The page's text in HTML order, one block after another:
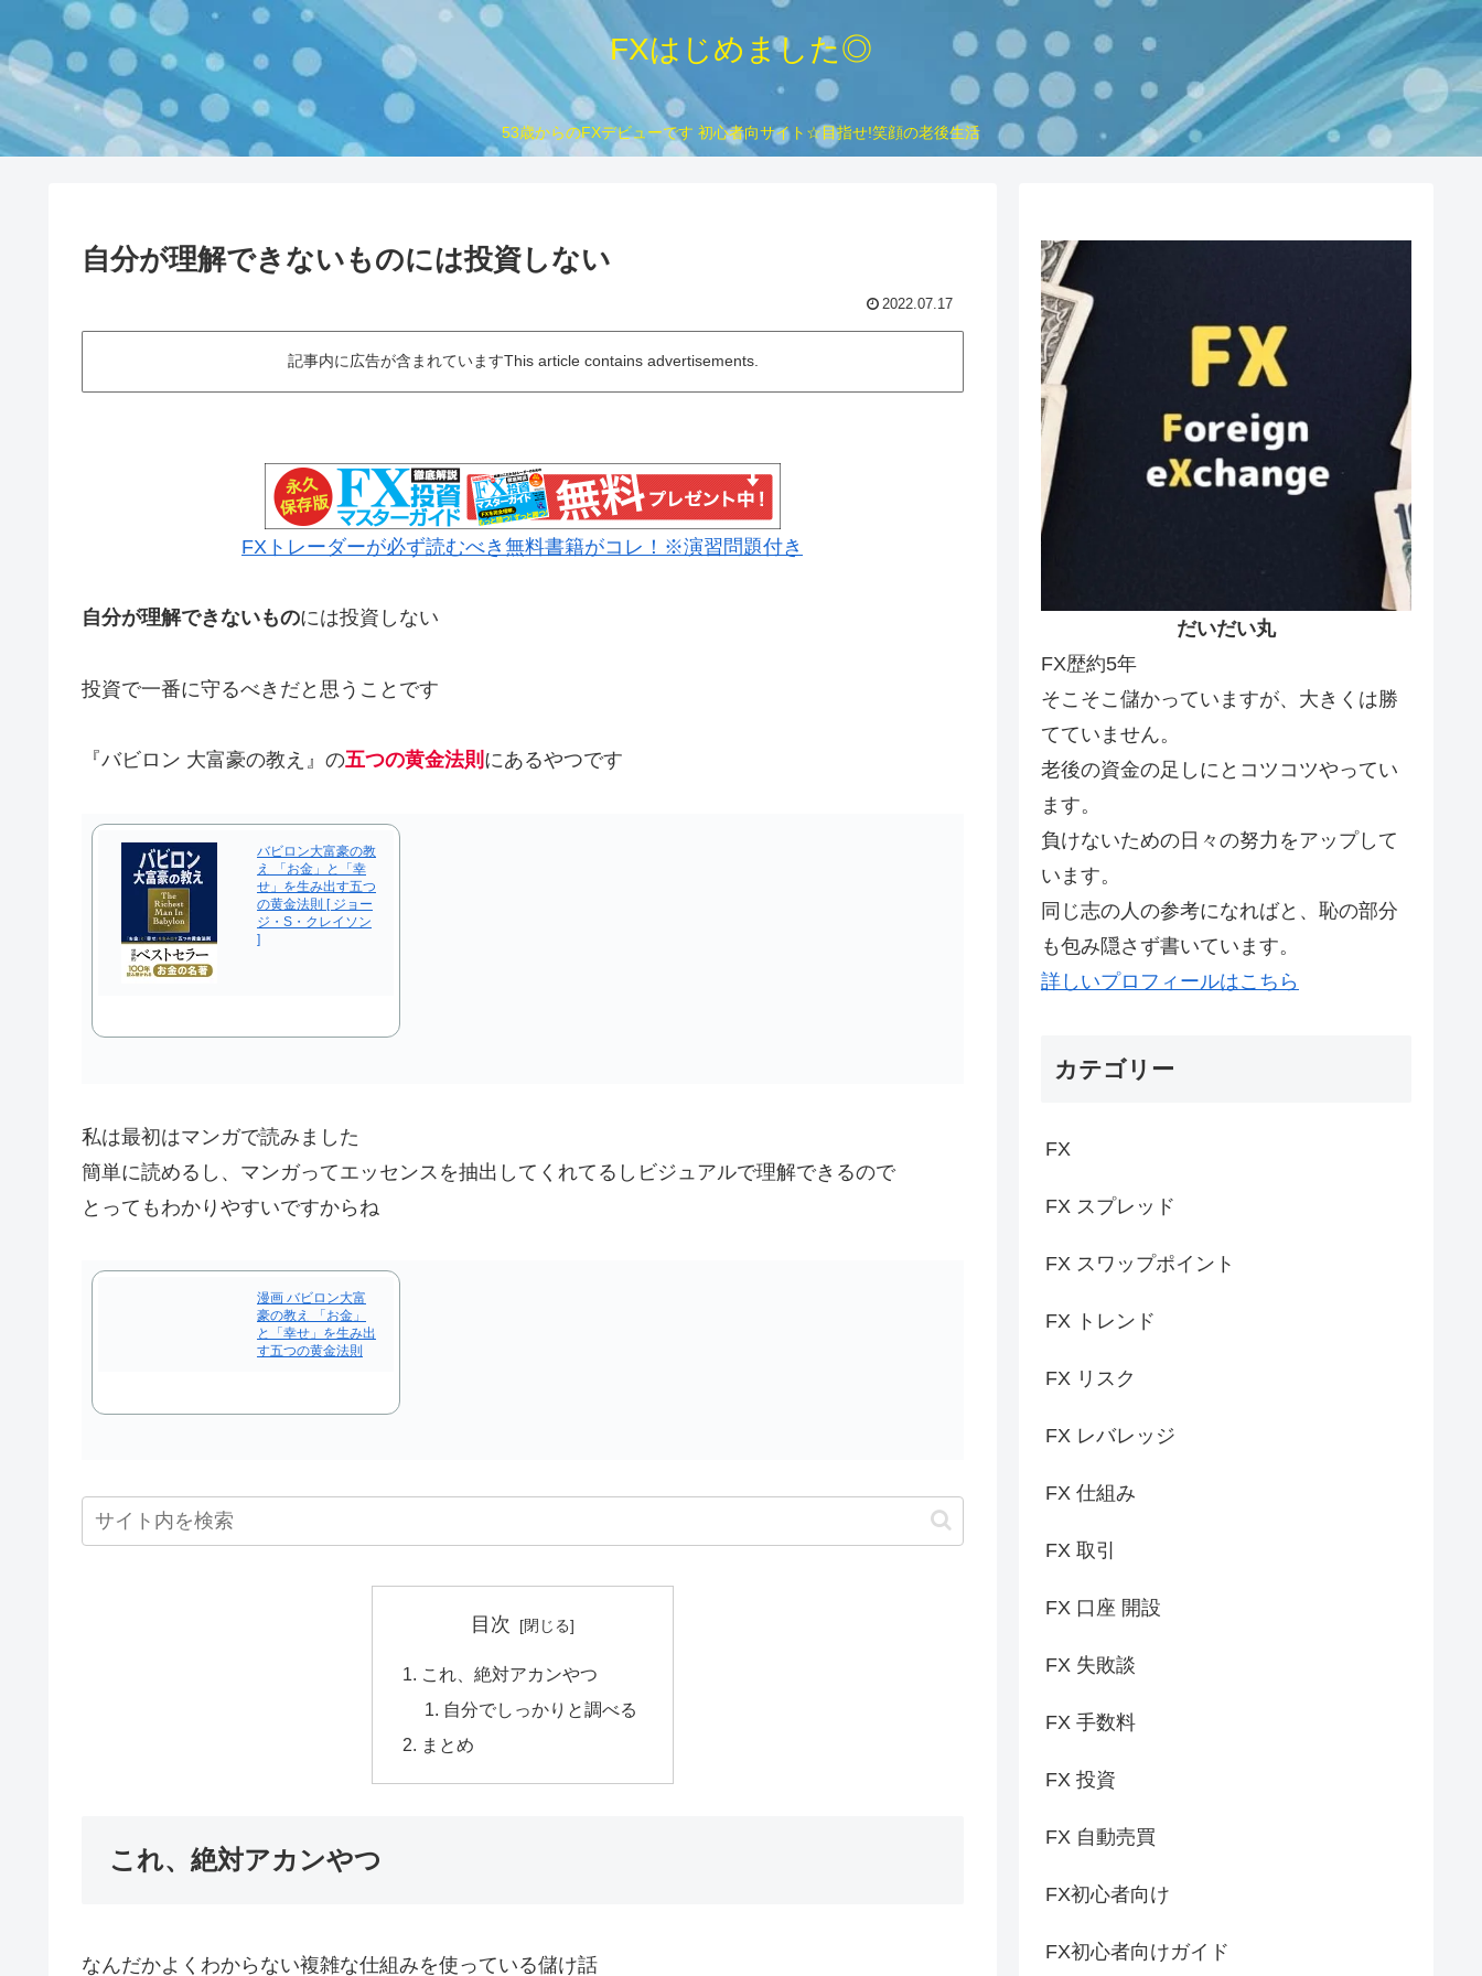
FXはじめました◎
53歳からのFXデビューです 初心者向サイト☆目指せ!笑顔の老後生活
自分が理解できないものには投資しない
2022.07.17
記事内に広告が含まれていますThis article contains advertisements.
FXトレーダーが必ず読むべき無料書籍がコレ！※演習問題付き
自分が理解できないものには投資しない
投資で一番に守るべきだと思うことです
『バビロン 大富豪の教え』の五つの黄金法則 にあるやつです
バビロン大富豪の教
え 「お金」と「幸
せ」を生み出す五つ
の黄金法則 [ ジョー
ジ・S・クレイソン
]
私は最初はマンガで読みました
簡単に読めるし、マンガってエッセンスを抽出してくれてるしビジュアルで理解できるので
とってもわかりやすいですからね
漫画 バビロン大富
豪の教え 「お金」
と「幸せ」を生み出
す五つの黄金法則
目次
これ、絶対アカンやつ
自分でしっかりと調べる
まとめ
これ、絶対アカンやつ
なんだかよくわからない複雑な仕組みを使っている儲け話
だいだい丸
FX歴約5年
そこそこ儲かっていますが、大きくは勝
てていません。
老後の資金の足しにとコツコツやってい
ます。
負けないための日々の努力をアップして
います。
同じ志の人の参考になればと、恥の部分
も包み隠さず書いています。
詳しいプロフィールはこちら
カテゴリー
FX
FX スプレッド
FX スワップポイント
FX トレンド
FX リスク
FX レバレッジ
FX 仕組み
FX 取引
FX 口座 開設
FX 失敗談
FX 手数料
FX 投資
FX 自動売買
FX初心者向け
FX初心者向けガイド